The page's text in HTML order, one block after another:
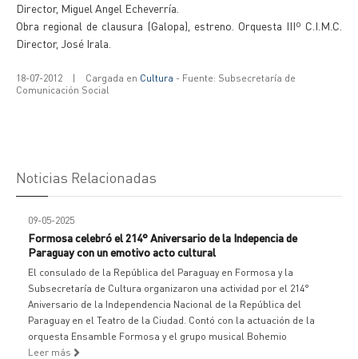
Director, Miguel Angel Echeverría.
Obra regional de clausura (Galopa), estreno. Orquesta IIIº C.I.M.C.
Director, José Irala.
18-07-2012 | Cargada en Cultura - Fuente: Subsecretaría de
Comunicación Social
Noticias Relacionadas
09-05-2025
Formosa celebró el 214° Aniversario de la Indepencia de
Paraguay con un emotivo acto cultural
El consulado de la República del Paraguay en Formosa y la
Subsecretaría de Cultura organizaron una actividad por el 214°
Aniversario de la Independencia Nacional de la República del
Paraguay en el Teatro de la Ciudad. Contó con la actuación de la
orquesta Ensamble Formosa y el grupo musical Bohemio
Leer más